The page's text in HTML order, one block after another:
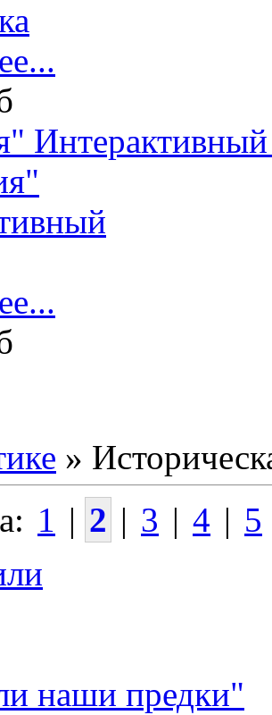
Интерактивный
»
1 | 2 | 3 | 4 | 5
наши предки"